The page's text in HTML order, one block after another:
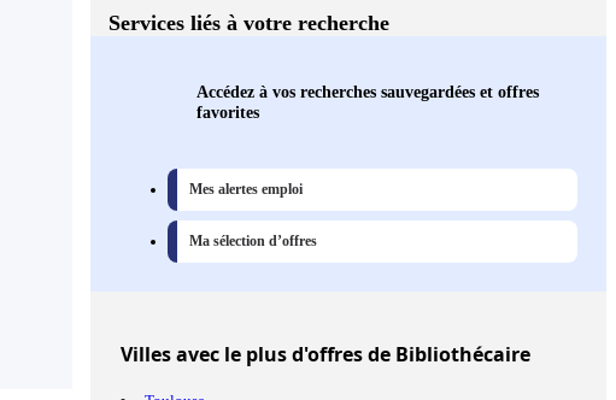
Services liés à votre recherche
Accédez à vos recherches sauvegardées et offres
favorites
Mes alertes emploi
Ma sélection d’offres
Villesavec le plus d'offres de Bibliothécaire